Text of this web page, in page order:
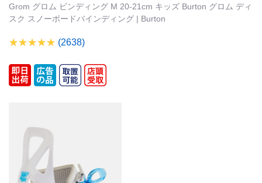
Grom グロム ビンディング M 20-21cm キッズ Burton グロム ディ
スク スノーボードバインディング | Burton
(2638)